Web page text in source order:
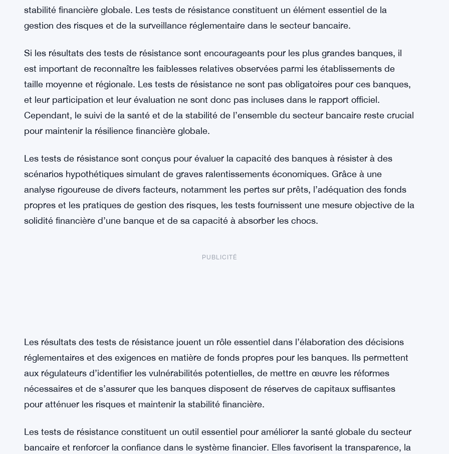
stabilité financière globale. Les tests de résistance constituent un élément essentiel de la
gestion des risques et de la surveillance réglementaire dans le secteur bancaire.
Si les résultats des tests de résistance sont encourageants pour les plus grandes banques, il
est important de reconnaître les faiblesses relatives observées parmi les établissements de
taille moyenne et régionale. Les tests de résistance ne sont pas obligatoires pour ces banques,
et leur participation et leur évaluation ne sont donc pas incluses dans le rapport officiel.
Cependant, le suivi de la santé et de la stabilité de l’ensemble du secteur bancaire reste crucial
pour maintenir la résilience financière globale.
Les tests de résistance sont conçus pour évaluer la capacité des banques à résister à des
scénarios hypothétiques simulant de graves ralentissements économiques. Grâce à une
analyse rigoureuse de divers facteurs, notamment les pertes sur prêts, l’adéquation des fonds
propres et les pratiques de gestion des risques, les tests fournissent une mesure objective de la
solidité financière d’une banque et de sa capacité à absorber les chocs.
PUBLICITÉ
Les résultats des tests de résistance jouent un rôle essentiel dans l’élaboration des décisions